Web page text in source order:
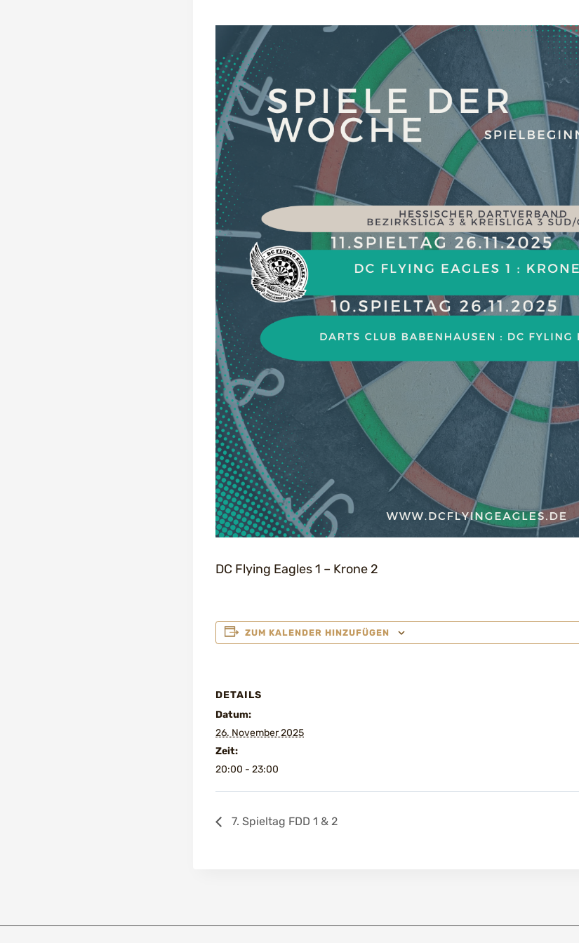
DC Flying Eagles 1 – Krone 2
ZUM KALENDER HINZUFÜGEN
DETAILS
Datum:
26. November 2025
Zeit:
20:00 - 23:00
7. Spieltag FDD 1 & 2